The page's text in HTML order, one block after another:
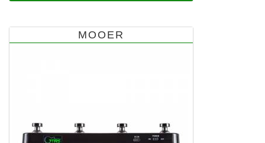
MOOER